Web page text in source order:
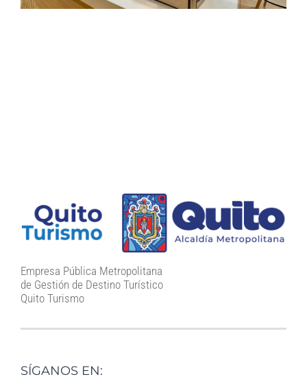
Empresa Pública Metropolitana
de Gestión de Destino Turístico
Quito Turismo
SÍGANOS EN: